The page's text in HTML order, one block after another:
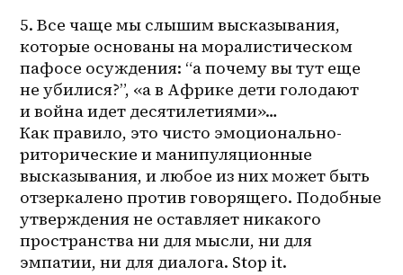
5. Все чаще мы слышим высказывания,
которые основаны на моралистическом
пафосе осуждения: “а почему вы тут еще
не убилися?”, «а в Африке дети голодают
и война идет десятилетиями»…
Как правило, это чисто эмоционально-
риторические и манипуляционные
высказывания, и любое из них может быть
отзеркалено против говорящего. Подобные
утверждения не оставляет никакого
пространства ни для мысли, ни для
эмпатии, ни для диалога. Stop it.